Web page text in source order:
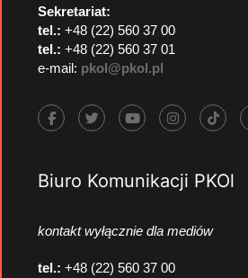
Sekretariat:
tel.: +48 (22) 560 37 00
tel.: +48 (22) 560 37 01
e-mail: pkol@pkol.pl
Biuro Komunikacji PKOl
kontakt wyłącznie dla mediów
tel.: +48 (22) 560 37 00